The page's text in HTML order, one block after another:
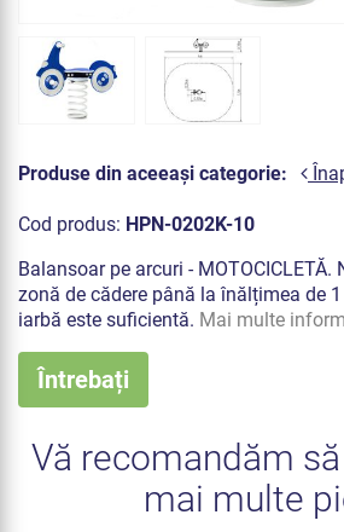
Produse din aceeași categorie:
Cod produs: HPN-0202K-10
Balansoar pe arcuri - MOTOCICLETĂ.
zonă de cădere până la înălțimea de
iarbă este suficientă. Mai multe
Întrebați
Vă recomandăm
mai multe